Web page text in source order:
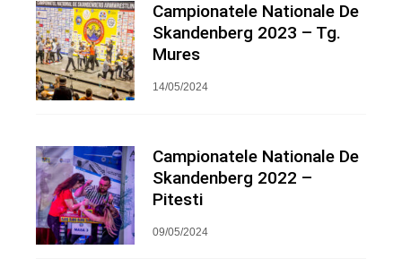
Campionatele Nationale De
Skandenberg 2023 – Tg.
Mures
14/05/2024
Campionatele Nationale De
Skandenberg 2022 –
Pitesti
09/05/2024